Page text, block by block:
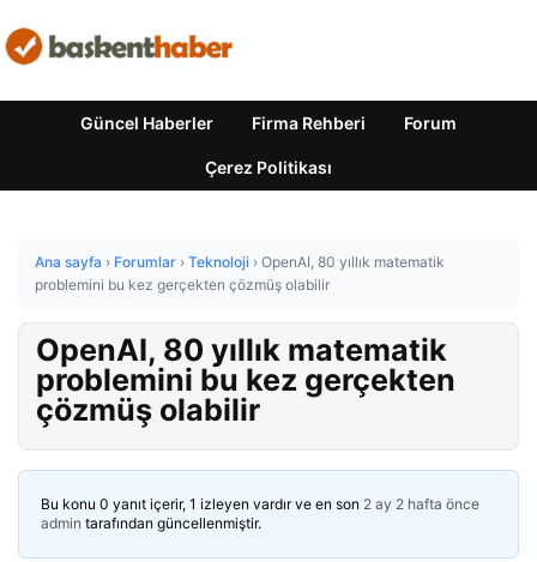
Güncel Haberler Firma Rehberi Forum
Çerez Politikası
Ana sayfa › Forumlar › Teknoloji › OpenAI, 80 yıllık matematik
problemini bu kez gerçekten çözmüş olabilir
OpenAI, 80 yıllık matematik
problemini bu kez gerçekten
çözmüş olabilir
Bu konu 0 yanıt içerir, 1 izleyen vardır ve en son 2 ay 2 hafta önce
admin tarafından güncellenmiştir.